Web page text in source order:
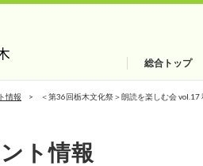
総合トップ
情報 ＜第36回栃木文化祭＞朗読を楽しむ会
ト情報